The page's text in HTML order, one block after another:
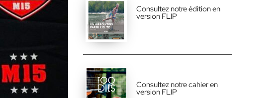
Consultez notre édition en
version FLIP
Consultez notre cahier en
version FLIP